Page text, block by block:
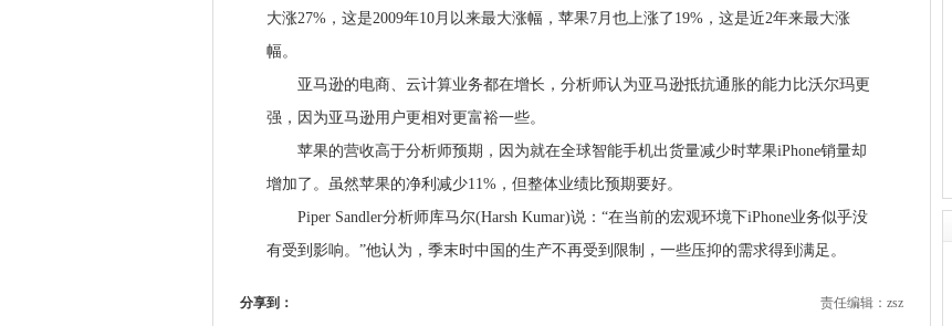
大涨27%，这是2009年10月以来最大涨幅，苹果7月也上涨了19%，这是近2年来最大涨
幅。
亚马逊的电商、云计算业务都在增长，分析师认为亚马逊抵抗通胀的能力比沃尔玛更
强，因为亚马逊用户更相对更富裕一些。
苹果的营收高于分析师预期，因为就在全球智能手机出货量减少时苹果iPhone销量却
增加了。虽然苹果的净利减少11%，但整体业绩比预期要好。
Piper Sandler分析师库马尔(Harsh Kumar)说：“在当前的宏观环境下iPhone业务似乎没
有受到影响。”他认为，季末时中国的生产不再受到限制，一些压抑的需求得到满足。
分享到： 责任编辑：zsz